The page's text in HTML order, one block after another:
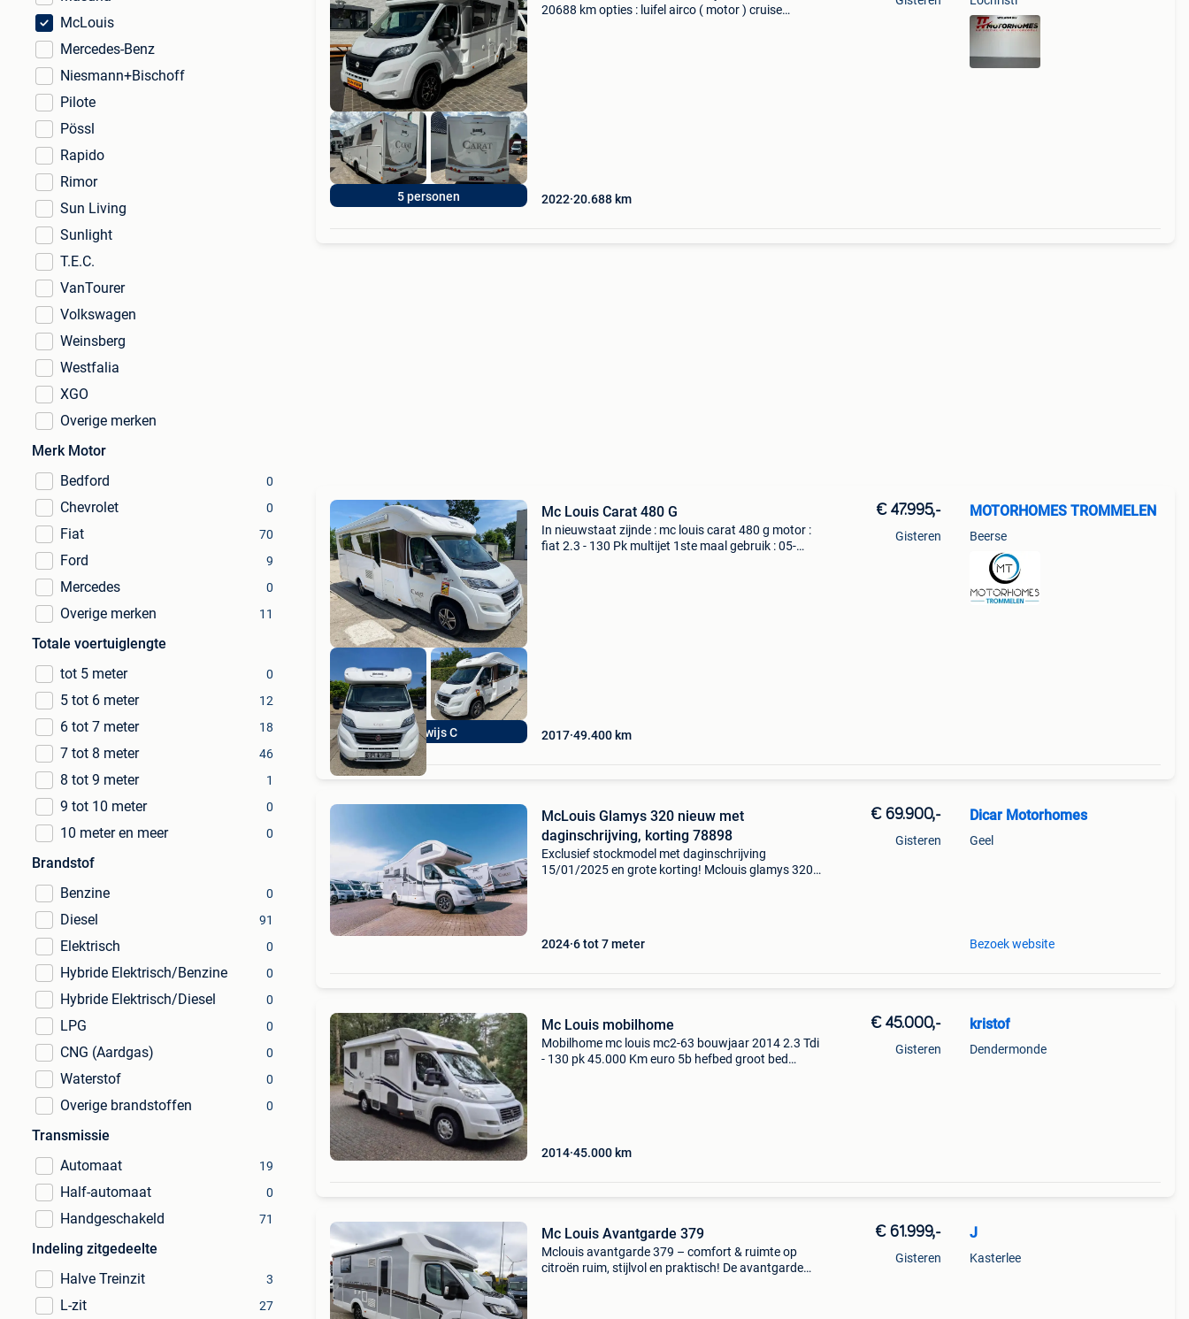
McLouis
Mercedes-Benz
Niesmann+Bischoff
Pilote
Pössl
Rapido
Rimor
Sun Living
Sunlight
T.E.C.
VanTourer
Volkswagen
Weinsberg
Westfalia
XGO
Overige merken
Merk Motor
Bedford
0
Chevrolet 0
Fiat 70
Ford 9
Mercedes 0
Overige merken 11
Totale voertuiglengte
tot 5 meter
0
5 tot 6 meter 12
6 tot 7 meter 18
7 tot 8 meter 46
8 tot 9 meter 1
9 tot 10 meter 0
10 meter en meer 0
Brandstof
Benzine
0
Diesel 91
Elektrisch 0
Hybride Elektrisch/Benzine 0
Hybride Elektrisch/Diesel 0
LPG 0
CNG (Aardgas) 0
Waterstof 0
Overige brandstoffen 0
Transmissie
Automaat
19
Half-automaat 0
Handgeschakeld 71
Indeling zitgedeelte
Halve Treinzit
3
L-zit 27
5 personen
20688 km opties : luifel airco ( motor ) cruise
2022 20.688 km
rijbewijs C
Mc Louis Carat 480 G
In nieuwstaat zijnde : mc louis carat 480 g motor :
fiat 2.3 - 130 Pk multijet 1ste maal gebruik : 05-
2017 49.400 km
€ 47.995,-
Gisteren
MOTORHOMES TROMMELEN
Beerse
McLouis Glamys 320 nieuw met
daginschrijving, korting 78898
Exclusief stockmodel met daginschrijving
15/01/2025 en grote korting! Mclouis glamys 320
2024 6 tot 7 meter
€ 69.900,-
Gisteren
Dicar Motorhomes
Geel
Bezoek website
Mc Louis mobilhome
Mobilhome mc louis mc2-63 bouwjaar 2014 2.3 Tdi
- 130 pk 45.000 Km euro 5b hefbed groot bed
2014 45.000 km
€ 45.000,-
Gisteren
kristof
Dendermonde
Mc Louis Avantgarde 379
Mclouis avantgarde 379 – comfort & ruimte op
citroën ruim, stijlvol en praktisch! De avantgarde
€ 61.999,-
Gisteren
J
Kasterlee